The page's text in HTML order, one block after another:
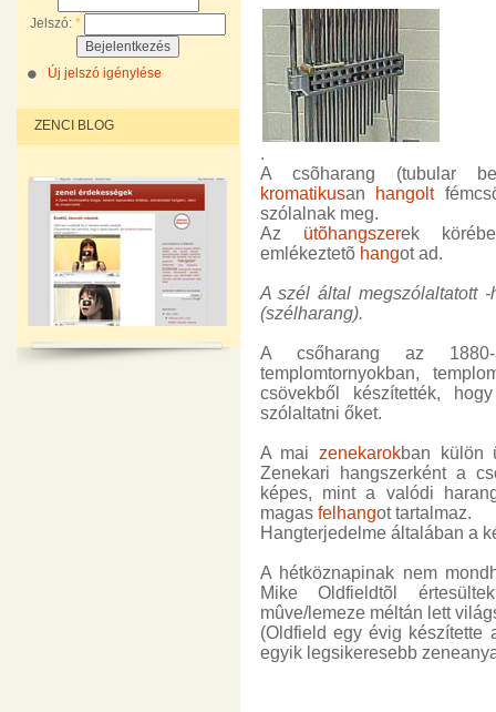
Jelszó: *
Új jelszó igénylése
ZENCI BLOG
.
A csõharang (tubular
kromatikusan hangolt
szólalnak meg.
Az ütõhangszerek
emlékeztetõ hangot ad.
A szél által megszólaltatott
(szélharang).
A csőharang az
templomtornyokban,
csövekből készítették,
szólaltatni őket.
A mai zenekarokban külön
Zenekari hangszerként a
képes, mint a valódi
magas felhangot tartalmaz.
Hangterjedelme általában a
A hétköznapinak nem
Mike Oldfieldtõl
mûve/lemeze méltán lett
(Oldfield egy évig készítette
egyik legsikeresebb